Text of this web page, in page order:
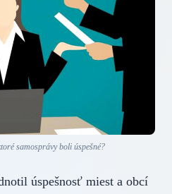
samosprávy boli úspešné?
úspešnosť miest a obcí